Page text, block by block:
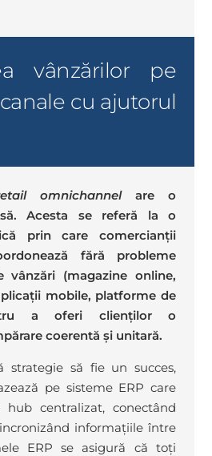
vânzărilor pe
cu ajutorul
omnichannelare o
Acesta se referă la o
prin care comercianții
fără probleme
vânzări (magazine online,
mobile, platforme de
a oferi clienților o
coerentă și unitară.
strategie să fie un succes,
pe sisteme ERP care
centralizat, conectând
informațiile între
ERP se asigură că toți